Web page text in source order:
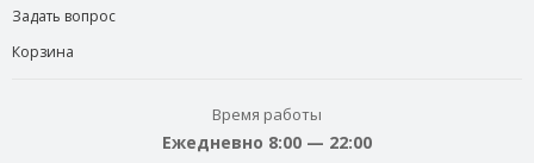
Задать вопрос
Корзина
Время работы
Ежедневно 8:00 — 22:00